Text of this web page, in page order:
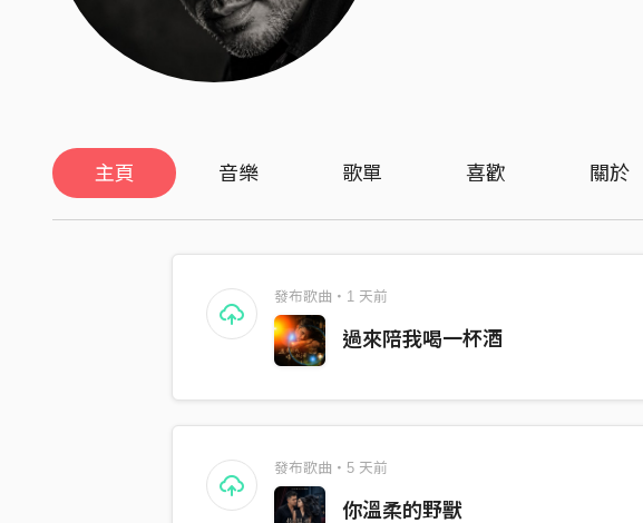
主頁 音樂 歌單 喜歡 關於
發布歌曲・1 天前
過來陪我喝一杯酒
發布歌曲・5 天前
你溫柔的野獸